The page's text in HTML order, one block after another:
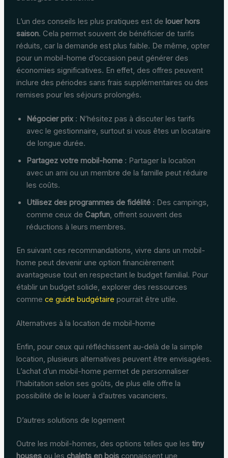
L’un des conseils les plus pratiques est de louer hors
saison. Cela permet souvent de bénéficier de tarifs
réduits, car la demande est plus faible. De même, opter
pour un mobil-home d’occasion peut générer des
économies significatives. En effet, des offres peuvent
inclure des périodes sans frais supplémentaires ou des
remises pour les séjours prolongés.
Négocier prix: N’hésitez pas à discuter les tarifs
avec le gestionnaire, surtout si vous êtes un locataire
de longue durée.
Partagez votre mobil-home: Partager la location
avec un ami ou un membre de la famille peut réduire
les coûts.
Utilisez des programmes de fidélité: Des campings,
comme ceux de Capfun, offrent souvent des
réductions à leurs membres.
En suivant ces recommandations, vivre dans un mobil-
home peut devenir une option financièrement
avantageuse tout en respectant le budget familial. Pour
établir un budget solide, explorer des ressources
comme ce guide budgétaire pourrait être utile.
Alternatives à la location de mobil-home
Enfin, pour ceux qui réfléchissent au-delà de la simple
location, plusieurs alternatives peuvent être envisagées.
L’achat d’un mobil-home permet de personnaliser
l’habitation selon ses goûts, de plus elle offre la
possibilité de le louer à d’autres vacanciers.
D’autres solutions de logement
Outre les mobil-homes, des options telles que les tiny
housesou les chalets en boisconnaissent une